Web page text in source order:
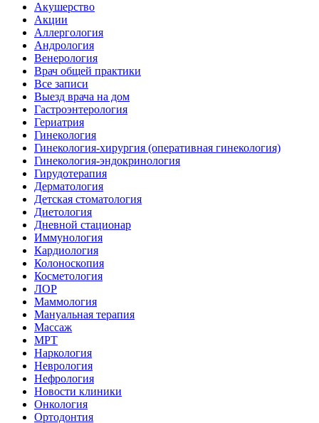
Акушерство
Акции
Аллергология
Андрология
Венерология
Врач общей практики
Все записи
Выезд врача на дом
Гастроэнтерология
Гериатрия
Гинекология
Гинекология-хирургия (оперативная гинекология)
Гинекология-эндокринология
Гирудотерапия
Дерматология
Детская стоматология
Диетология
Дневной стационар
Иммунология
Кардиология
Колоноскопия
Косметология
ЛОР
Маммология
Мануальная терапия
Массаж
МРТ
Наркология
Неврология
Нефрология
Новости клиники
Онкология
Ортодонтия